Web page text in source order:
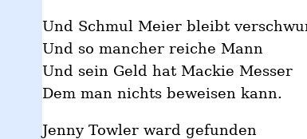
Und Schmul Meier bleibt
Und so mancher reiche Mann
Und sein Geld hat Mackie Messer
Dem man nichts beweisen kann.
Jenny Towler ward gefunden